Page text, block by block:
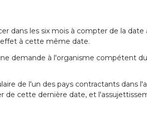
dans les six mois à compter de la date
effet à cette même date.
demande à l'organisme compétent
de l'un des pays contractants dans
cette dernière date, et